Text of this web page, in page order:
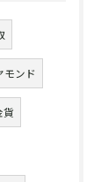
モンド
貨